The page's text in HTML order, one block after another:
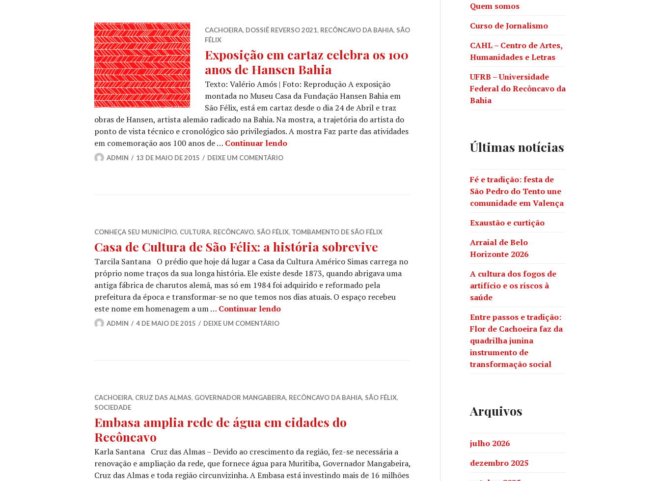
CACHOEIRA, DOSSIÊ REVERSO 2021, RECÔNCAVO DA BAHIA, SÃO
FÉLIX
Exposição em cartaz celebra os 100
anos de Hansen Bahia
Texto: Valério Amós | Foto: Reprodução A exposição
montada no Museu Casa da Fundação Hansen Bahia em
São Félix, está em cartaz desde o dia 24 de Abril e traz
obras de Hansen, artista alemão radicado na Bahia. Na mostra, a trajetória do artista do
ponto de vista técnico e cronológico são privilegiados. A mostra Faz parte das atividades
em comemoração aos 100 anos de … Continuar lendoExposição em cartaz celebra os 100 anos de Hansen Bahia
ADMIN 13 DE MAIO DE 2015 DEIXE UM COMENTÁRIO
CONHEÇA SEU MUNICÍPIO, CULTURA, RECÔNCAVO, SÃO FÉLIX, TOMBAMENTO DE SÃO FÉLIX
Casa de Cultura de São Félix: a história sobrevive
Tarcila Santana O prédio que hoje dá lugar a Casa da Cultura Américo Simas carrega no
próprio nome traços da sua longa história. Ele existe desde 1873, quando abrigava uma
antiga fábrica de charutos alemã, mas só em 1984 foi adquirido e reformado pela
prefeitura da época e transformar-se no que temos nos dias atuais. O espaço recebeu
este nome em homenagem a um … Continuar lendoCasa de Cultura de São Félix: a história sobrevive
ADMIN 4 DE MAIO DE 2015 DEIXE UM COMENTÁRIO
CACHOEIRA, CRUZ DAS ALMAS, GOVERNADOR MANGABEIRA, RECÔNCAVO DA BAHIA, SÃO FÉLIX,
SOCIEDADE
Embasa amplia rede de água em cidades do
Recôncavo
Karla Santana Cruz das Almas – Devido ao crescimento da região, fez-se necessária a
renovação e ampliação da rede, que fornece água para Muritiba, Governador Mangabeira,
Cruz das Almas e toda região circunvizinha. A Embasa está investindo mais de 16 milhões
Quem somos
Curso de Jornalismo
CAHL – Centro de Artes,
Humanidades e Letras
UFRB – Universidade
Federal do Recôncavo da
Bahia
Últimas notícias
Fé e tradição: festa de
São Pedro do Tento une
comunidade em Valença
Exaustão e curtição
Arraial de Belo
Horizonte 2026
A cultura dos fogos de
artifício e os riscos à
saúde
Entre passos e tradição:
Flor de Cachoeira faz da
quadrilha junina
instrumento de
transformação social
Arquivos
julho 2026
dezembro 2025